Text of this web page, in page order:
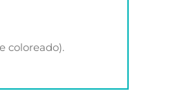
coloreado).